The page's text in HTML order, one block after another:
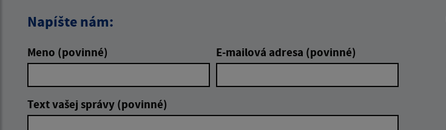
Napíšte nám:
Meno (povinné) E-mailová adresa (povinné)
Text vašej správy (povinné)